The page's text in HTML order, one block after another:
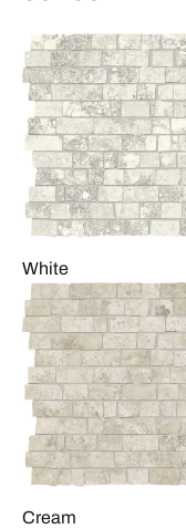
White
Cream